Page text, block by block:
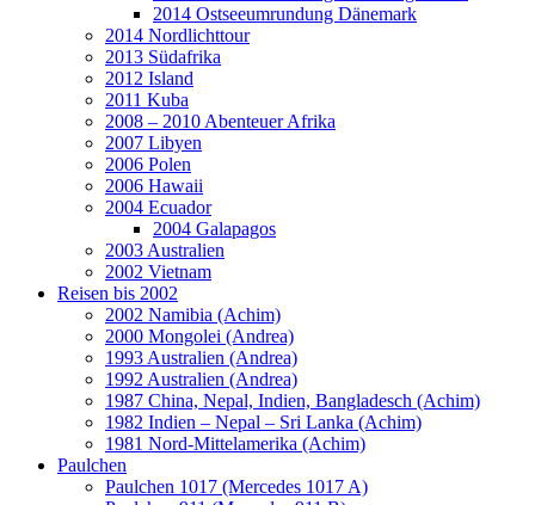
2014 Ostseeumrundung Dänemark
2014 Nordlichttour
2013 Südafrika
2012 Island
2011 Kuba
2008 – 2010 Abenteuer Afrika
2007 Libyen
2006 Polen
2006 Hawaii
2004 Ecuador
2004 Galapagos
2003 Australien
2002 Vietnam
Reisen bis 2002
2002 Namibia (Achim)
2000 Mongolei (Andrea)
1993 Australien (Andrea)
1992 Australien (Andrea)
1987 China, Nepal, Indien, Bangladesch (Achim)
1982 Indien – Nepal – Sri Lanka (Achim)
1981 Nord-Mittelamerika (Achim)
Paulchen
Paulchen 1017 (Mercedes 1017 A)